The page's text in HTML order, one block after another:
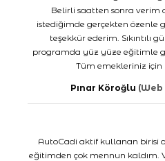
Belirli saatten sonra verim
istediğimde gerçekten özenle
teşekkür ederim. Sıkıntılı
programda yüz yüze eğitimle
Tüm emekleriniz için
Pınar Köroğlu (Web
AutoCadi aktif kullanan birisi
eğitimden çok mennun kaldım.